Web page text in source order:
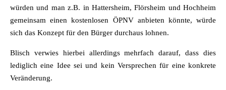
würden und man z.B. in Hattersheim, Flörsheim und Hochheim
gemeinsam einen kostenlosen ÖPNV anbieten könnte, würde
sich das Konzept für den Bürger durchaus lohnen.
Blisch verwies hierbei allerdings mehrfach darauf, dass dies
lediglich eine Idee sei und kein Versprechen für eine konkrete
Veränderung.